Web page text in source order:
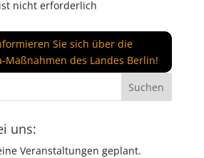
nicht erforderlich
Sie sich über die
Maßnahmen des Landes Berlin!
uns:
Veranstaltungen geplant.